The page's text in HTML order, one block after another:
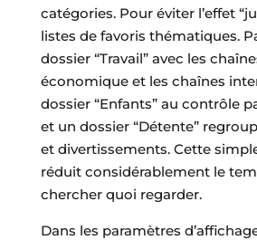
catégories. Pour éviter l’effet
listes de favoris thématiques.
dossier “Travail” avec les
économique et les chaînes
dossier “Enfants” au contrôle
et un dossier “Détente”
et divertissements. Cette
réduit considérablement le
chercher quoi regarder.
Dans les paramètres